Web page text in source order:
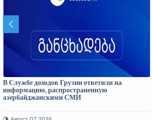
В Службе доходов Грузии ответили на
информацию, распространенную
азербайджанскими СМИ